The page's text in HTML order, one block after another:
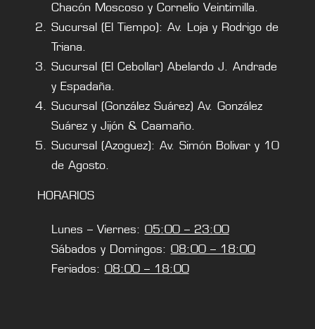
Chacón Moscoso y Cornelio Veintimilla.
Sucursal (El Tiempo): Av. Loja y Rodrigo de
Triana.
Sucursal (El Cebollar) Abelardo J. Andrade
y Espadaña.
Sucursal (González Suárez) Av. González
Suárez y Jijón & Caamaño.
Sucursal (Azoguez): Av. Simón Bolivar y 10
de Agosto.
HORARIOS
Lunes – Viernes: 05:00 – 23:00
Sábados y Domingos: 08:00 – 18:00
Feriados: 08:00 – 18:00